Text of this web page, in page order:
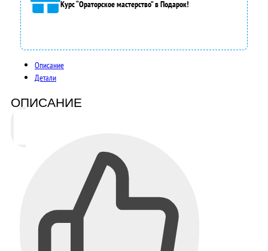
Курс “Ораторское мастерство” в Подарок!
Описание
Детали
ОПИСАНИЕ